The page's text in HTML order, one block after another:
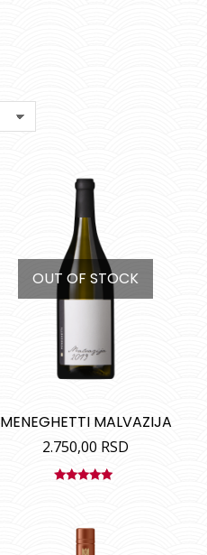
OUT OF STOCK
MENEGHETTI MALVAZIJA
2.750,00 RSD